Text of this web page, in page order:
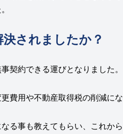
されましたか？
契約できる運びとなりました。
費用や不動産取得税の削減にな
る事も教えてもらい、これから